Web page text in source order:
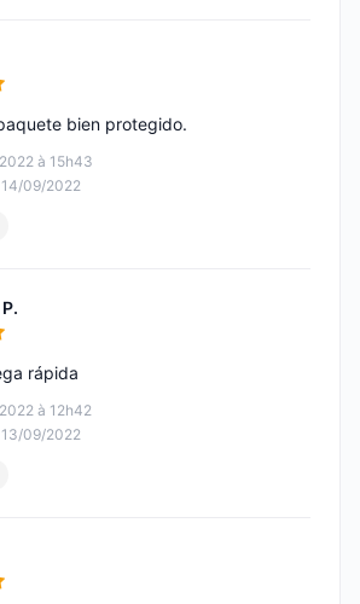
à 15h43
14/09/2022
bien protegido.
à 12h42
13/09/2022
rápida